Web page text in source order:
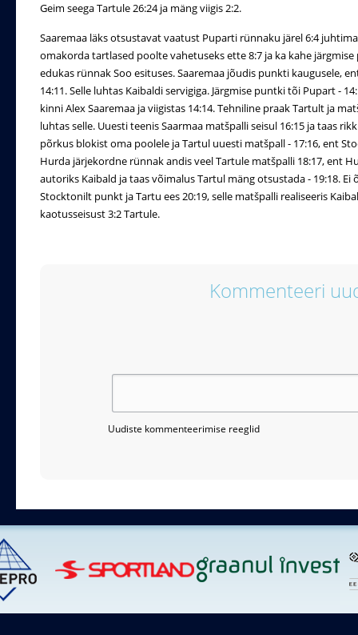
Geim seega Tartule 26:24 ja mäng viigis 2:2.
Saaremaa läks otsustavat vaatust Puparti rünnaku järel 6:4
omakorda tartlased poolte vahetuseks ette 8:7 ja ka kahe järgmise
edukas rünnak Soo esituses. Saaremaa jõudis punkti kaugusele,
14:11. Selle luhtas Kaibaldi servigiga. Järgmise puntki tõi Pupart -
kinni Alex Saaremaa ja viigistas 14:14. Tehniline praak Tartult ja
luhtas selle. Uuesti teenis Saarmaa matšpalli seisul 16:15 ja taas
põrkus blokist oma poolele ja Tartul uuesti matšpall - 17:16, ent
Hurda järjekordne rünnak andis veel Tartule matšpalli 18:17, ent
autoriks Kaibald ja taas võimalus Tartul mäng otsustada - 19:18. Ei
Stocktonilt punkt ja Tartu ees 20:19, selle matšpalli realiseeris
kaotusseisust 3:2 Tartule.
Kommenteeri
Uudiste kommenteerimise reeglid